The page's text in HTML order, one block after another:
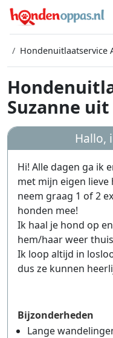
Hondenuitlaatservice
Suzanne uit
Hallo,
Hi! Alle dagen ga ik
met mijn eigen lieve
neem graag 1 of 2
honden mee!
Ik haal je hond op
hem/haar weer
Ik loop altijd in
dus ze kunnen
Bijzonderheden
Lange